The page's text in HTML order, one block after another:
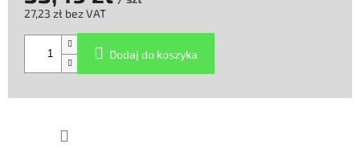
27,23 zł bez VAT
jednostkowa:
Dodaj do koszyka